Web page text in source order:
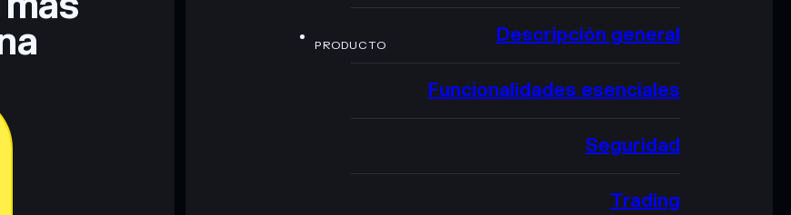
PRODUCTO Descripción general
Funcionalidades esenciales
Seguridad
Trading